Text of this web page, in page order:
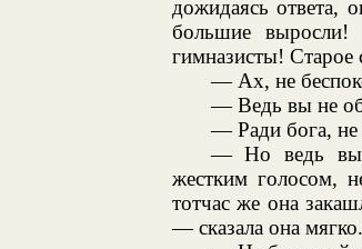
дожидаясь ответа,
большие
гимназисты! Старое
— Ах, не
— Ведь вы не
— Ради бога, не
— Но ведь вы
жестким голосом,
тотчас же она
— сказала она мягко.